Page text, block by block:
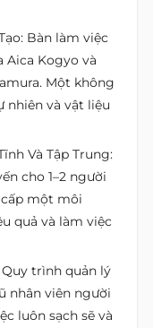
Bàn làm việc
Aica Kogyo và
Một không
nhiên và vật liệu
Và Tập Trung:
cho 1–2 người
một môi
quả và làm việc
Quy trình quản lý
nhân viên người
luôn sạch sẽ và